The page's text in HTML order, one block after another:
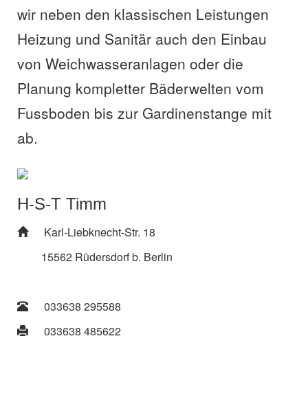
wir neben den klassischen Leistungen
Heizung und Sanitär auch den Einbau
von Weichwasseranlagen oder die
Planung kompletter Bäderwelten vom
Fussboden bis zur Gardinenstange mit
ab.
H-S-T Timm
Karl-Liebknecht-Str. 18
15562 Rüdersdorf b. Berlin
033638 295588
033638 485622